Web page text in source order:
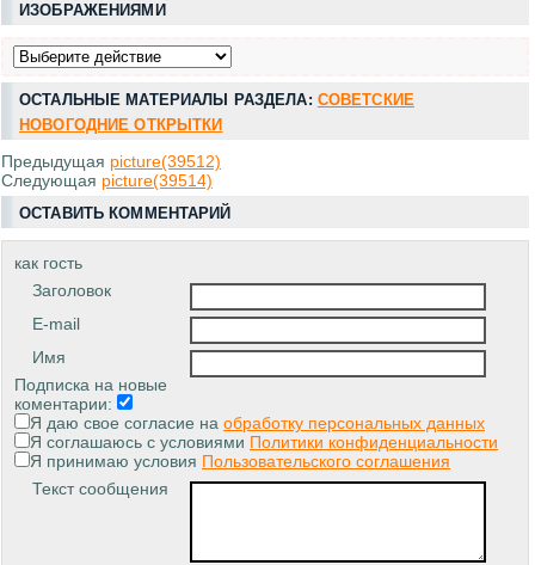
ИЗОБРАЖЕНИЯМИ
ОСТАЛЬНЫЕ МАТЕРИАЛЫ РАЗДЕЛА: СОВЕТСКИЕ
НОВОГОДНИЕ ОТКРЫТКИ
Предыдущая picture(39512)
Следующая picture(39514)
ОСТАВИТЬ КОММЕНТАРИЙ
как гость
Заголовок
E-mail
Имя
Подписка на новые
коментарии:
Я даю свое согласие на обработку персональных данных
Я соглашаюсь с условиями Политики конфиденциальности
Я принимаю условия Пользовательского соглашения
Текст сообщения